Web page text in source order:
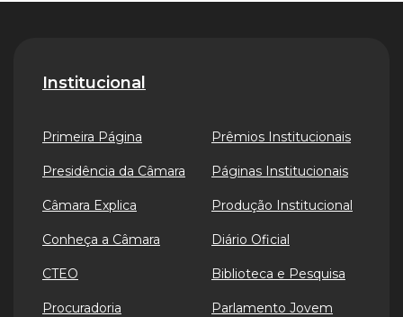
Institucional
Primeira Página
Presidência da Câmara
Câmara Explica
Conheça a Câmara
CTEO
Procuradoria
Prêmios Institucionais
Páginas Institucionais
Produção Institucional
Diário Oficial
Biblioteca e Pesquisa
Parlamento Jovem